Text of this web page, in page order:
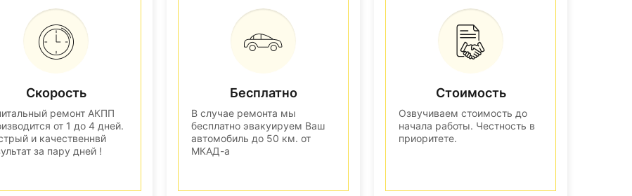
Скорость
ремонт АКПП
от 1 до 4 дней.
и качественнвй
за пару дней !
Бесплатно
В случае ремонта мы
бесплатно эвакуируем Ваш
автомобиль до 50 км. от
МКАД-а
Стоимость
Озвучиваем стоимость до
начала работы. Честность в
приоритете.